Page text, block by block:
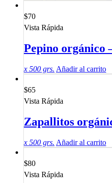
$70
Vista Rápida
Pepino orgánico
x 500 grs. Añadir al carrito
$65
Vista Rápida
Zapallitos
x 500 grs. Añadir al carrito
$80
Vista Rápida